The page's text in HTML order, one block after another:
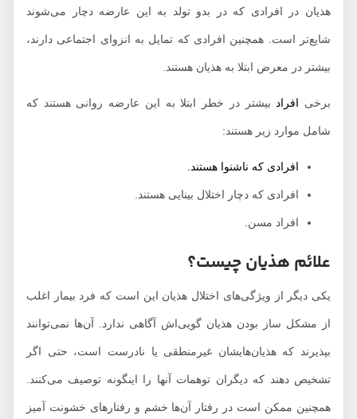
هذیان در افرادی که در بدو تولد به این عارضه دچار می‌شوند
شایع‌تر است. همچنین افرادی که تمایل به انزوای اجتماعی دارند،
بیشتر در معرض ابتلا به هذیان هستند.
برخی افرادبیشتر در خطر ابتلا به این عارضه روانی هستند که
شامل موارد زیر هستند:
افرادی که ناشنوا هستند.
افرادی که دچار اختلال بینایی هستند.
افراد مسن.
علائم هذیان چیست؟
یکی دیگر از ویژگی‌های اختلال هذیان این است که فرد بیمار اغلب
از مشکل ساز بودن هذیان گویی‌اش آگاهی ندارد. آن‌ها نمی‌توانند
بپذیرند که هذیان‌هایشان غیرمنطقی یا نادرست است، حتی اگر
تشخیص دهند که دیگران توهمات آنها را اینگونه توصیف می‌کنند.
همچنین ممکن است در رفتار آن‌ها خشم و رفتارهای خشونت آمیز